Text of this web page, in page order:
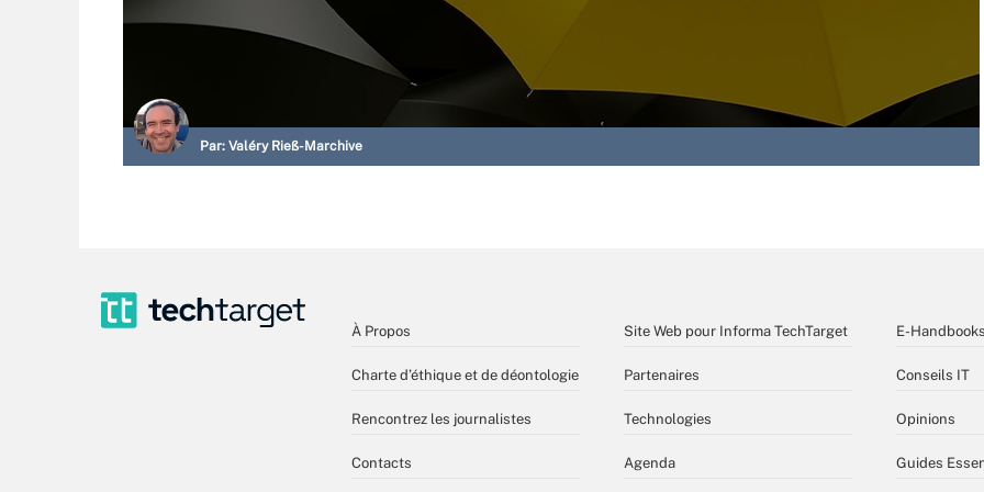
Par: Valéry Rieß-Marchive
À Propos
Charte d’éthique et de déontologie
Rencontrez les journalistes
Contacts
Site Web pour Informa TechTarget
Partenaires
Technologies
Agenda
E-Handbooks
Conseils IT
Opinions
Guides